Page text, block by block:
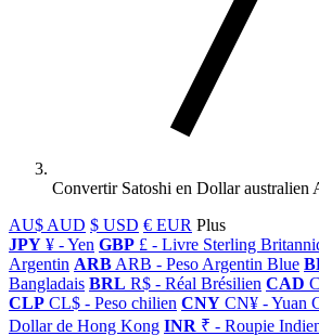
Convertir Satoshi en Dollar australien
AU$ AUD $ USD € EUR Plus
JPY ¥ - Yen GBP £ - Livre Sterling
Argentin ARB ARB - Peso Argentin Blue
Bangladais BRL R$ - Réal Brésilien CAD
CLP CL$ - Peso chilien CNY CN¥ - Yuan
Dollar de Hong Kong INR ₹ - Roupie